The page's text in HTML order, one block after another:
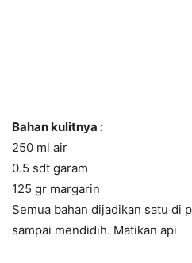
Bahan kulitnya :
250 ml air
0.5 sdt garam
125 gr margarin
Semua bahan dijadikan satu di
sampai mendidih. Matikan api